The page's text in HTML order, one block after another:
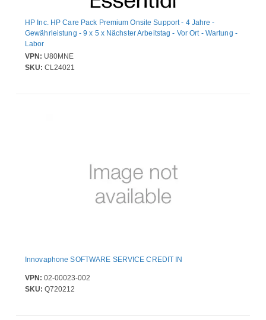
HP Inc. HP Care Pack Premium Onsite Support - 4 Jahre -
Gewährleistung - 9 x 5 x Nächster Arbeitstag - Vor Ort - Wartung -
Labor
VPN: U80MNE
SKU: CL24021
Innovaphone SOFTWARE SERVICE CREDIT IN
VPN: 02-00023-002
SKU: Q720212